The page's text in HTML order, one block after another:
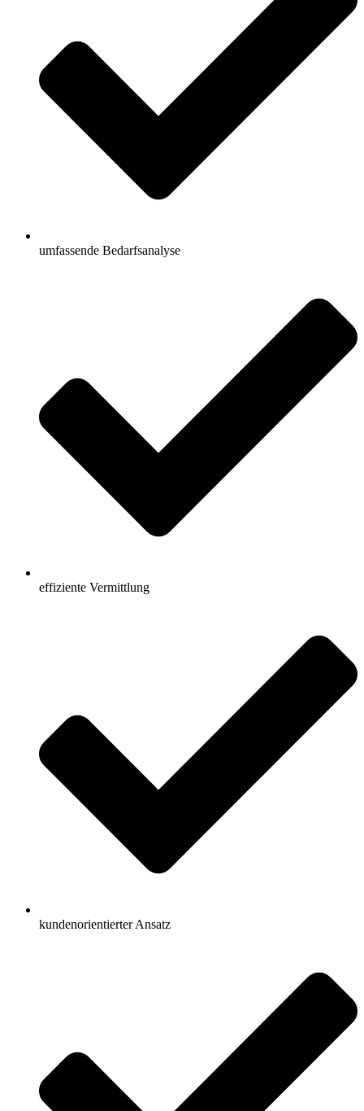
umfassende Bedarfsanalyse
effiziente Vermittlung
kundenorientierter Ansatz